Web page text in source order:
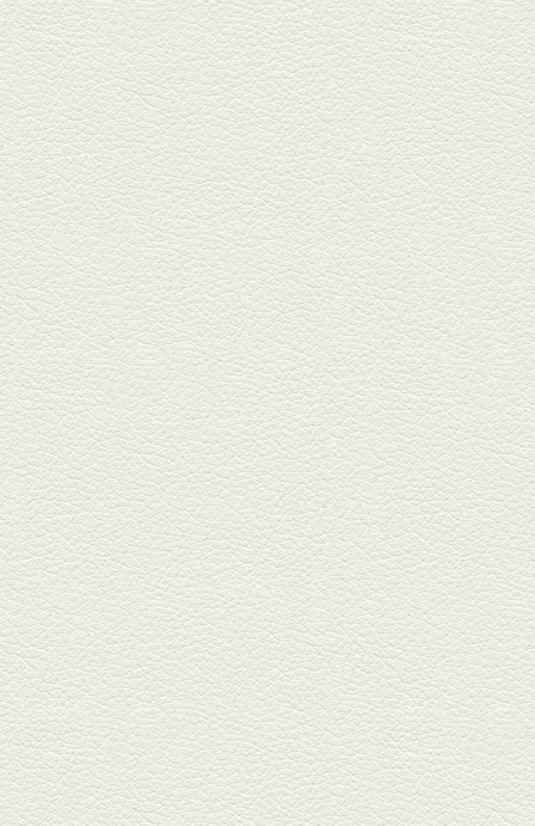
2026年1月30日放送
焼き餃子＆海老チリ
栄通りの路地奥、隠れ家的な店
『富富飯店 新市街酒家』へ。２
階に...
2026年1月9日放送
酢だこ＆焼ぎょうざ
健軍で人吉の有名店のぎょうざ
を！『松龍軒健軍店』で、味わ
いの刻...
2025年12月19日放送
おばんざい三種盛＆麻婆
豆腐
東区月出『中華酒場アガレヤ』
は、スパイスが効いた一味違う
中華が...
2025年11月28日放送
ごま鯛＆牛すじ大根
名店揃いの並木坂ドルハウスビ
ルに今年生まれた新たな名店、
『家庭...
2025年11月7日放送
贅沢馬刺し盛合せ＆極上
馬肉しゃぶしゃぶ
籠町通り『熊本郷土料理 酒ト肴
もなか』で熊本県産の馬肉料理
を！...
2025年10月17日放送
ヒレ焼き＆牛ひれ肉汁カ